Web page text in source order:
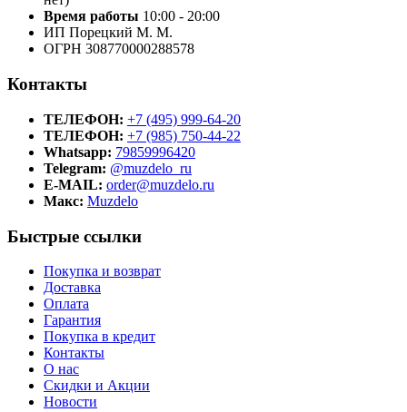
Время работы 10:00 - 20:00
ИП Порецкий М. М.
ОГРН 308770000288578
Контакты
ТЕЛЕФОН: +7 (495) 999-64-20
ТЕЛЕФОН: +7 (985) 750-44-22
Whatsapp: 79859996420
Telegram: @muzdelo_ru
E-MAIL: order@muzdelo.ru
Макс: Muzdelo
Быстрые ссылки
Покупка и возврат
Доставка
Оплата
Гарантия
Покупка в кредит
Контакты
О нас
Скидки и Акции
Новости